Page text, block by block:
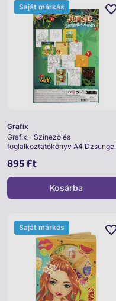
Grafix
Grafix - Színező és
foglalkoztatókönyv A4 Dzsungel
895 Ft
Saját márkás
Kosárba
Saját márkás